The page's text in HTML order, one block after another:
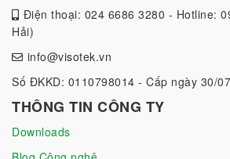
Điện thoại: 024 6686 3280 - Hotline:
Hải)
info@visotek.vn
Số ĐKKD: 0110798014 - Cấp ngày 30/
THÔNG TIN CÔNG TY
Downloads